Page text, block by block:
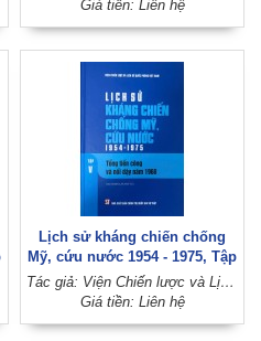
Giá tiền: Liên hệ
Lịch sử kháng chiến chống
Mỹ, cứu nước 1954 - 1975, Tập
V: Tổng tiến công và nổi dậy
năm 1968 (Xuất bản lần thứ tư)
Tác giả: Viện Chiến lược và Lịch sử quốc phòng Việt Nam
Giá tiền: Liên hệ